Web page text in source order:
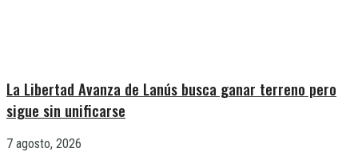
La Libertad Avanza de Lanús busca ganar terreno pero
sigue sin unificarse
7 agosto, 2026